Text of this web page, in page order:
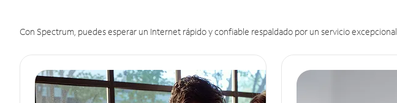
Con Spectrum, puedes esperar un Internet rápido y confiable respaldado por un servicio excepcional.